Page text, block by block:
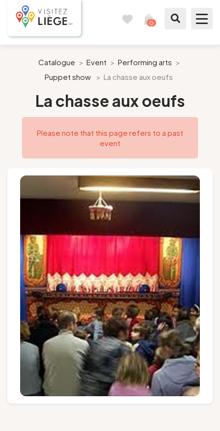
0
Like a citizen of Liège
Prepare my stay
Our suggestions
City of Liège
Follow us
Groups and tour operators
EN NL DE
Catalogue > Event > Performing arts >
Puppet show
> La chasse aux oeufs
La chasse aux oeufs
Please note that this page refers to a past
event